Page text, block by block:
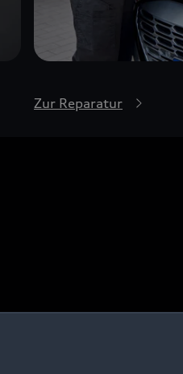
Zur Reparatur